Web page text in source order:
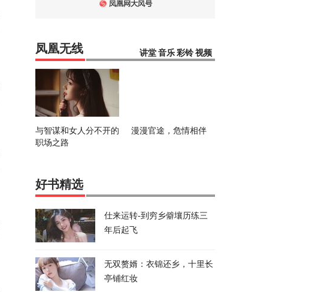
讲堂 音乐 彩铃 视频
凤凰无线
与智谋和女人分不开的
职场之路
漫漫官途，危情相伴
好书精选
仕来运转-到穷乡僻壤历练三
年后起飞
无双赘婿：衣锦还乡，十里长
亭铺红妆